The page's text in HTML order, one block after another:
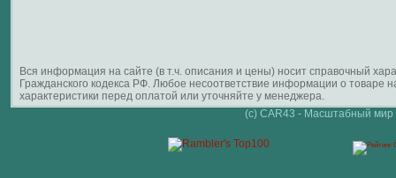
Вся информация на сайте (в т.ч. описания и цены) носит справочный
Гражданского кодекса РФ. Любое несоответствие информации о
характеристики перед оплатой или уточняйте у менеджера.
(c) CAR43 - Масштабный мир